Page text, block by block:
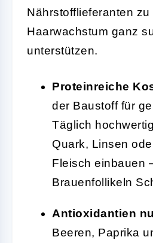
Nährstofflieferanten
Haarwachstum ganz
unterstützen.
Proteinreiche
der Baustoff für
Täglich
Quark, Linsen
Fleisch einbauen
Brauenfollikeln
Antioxidantien
Beeren, Paprika